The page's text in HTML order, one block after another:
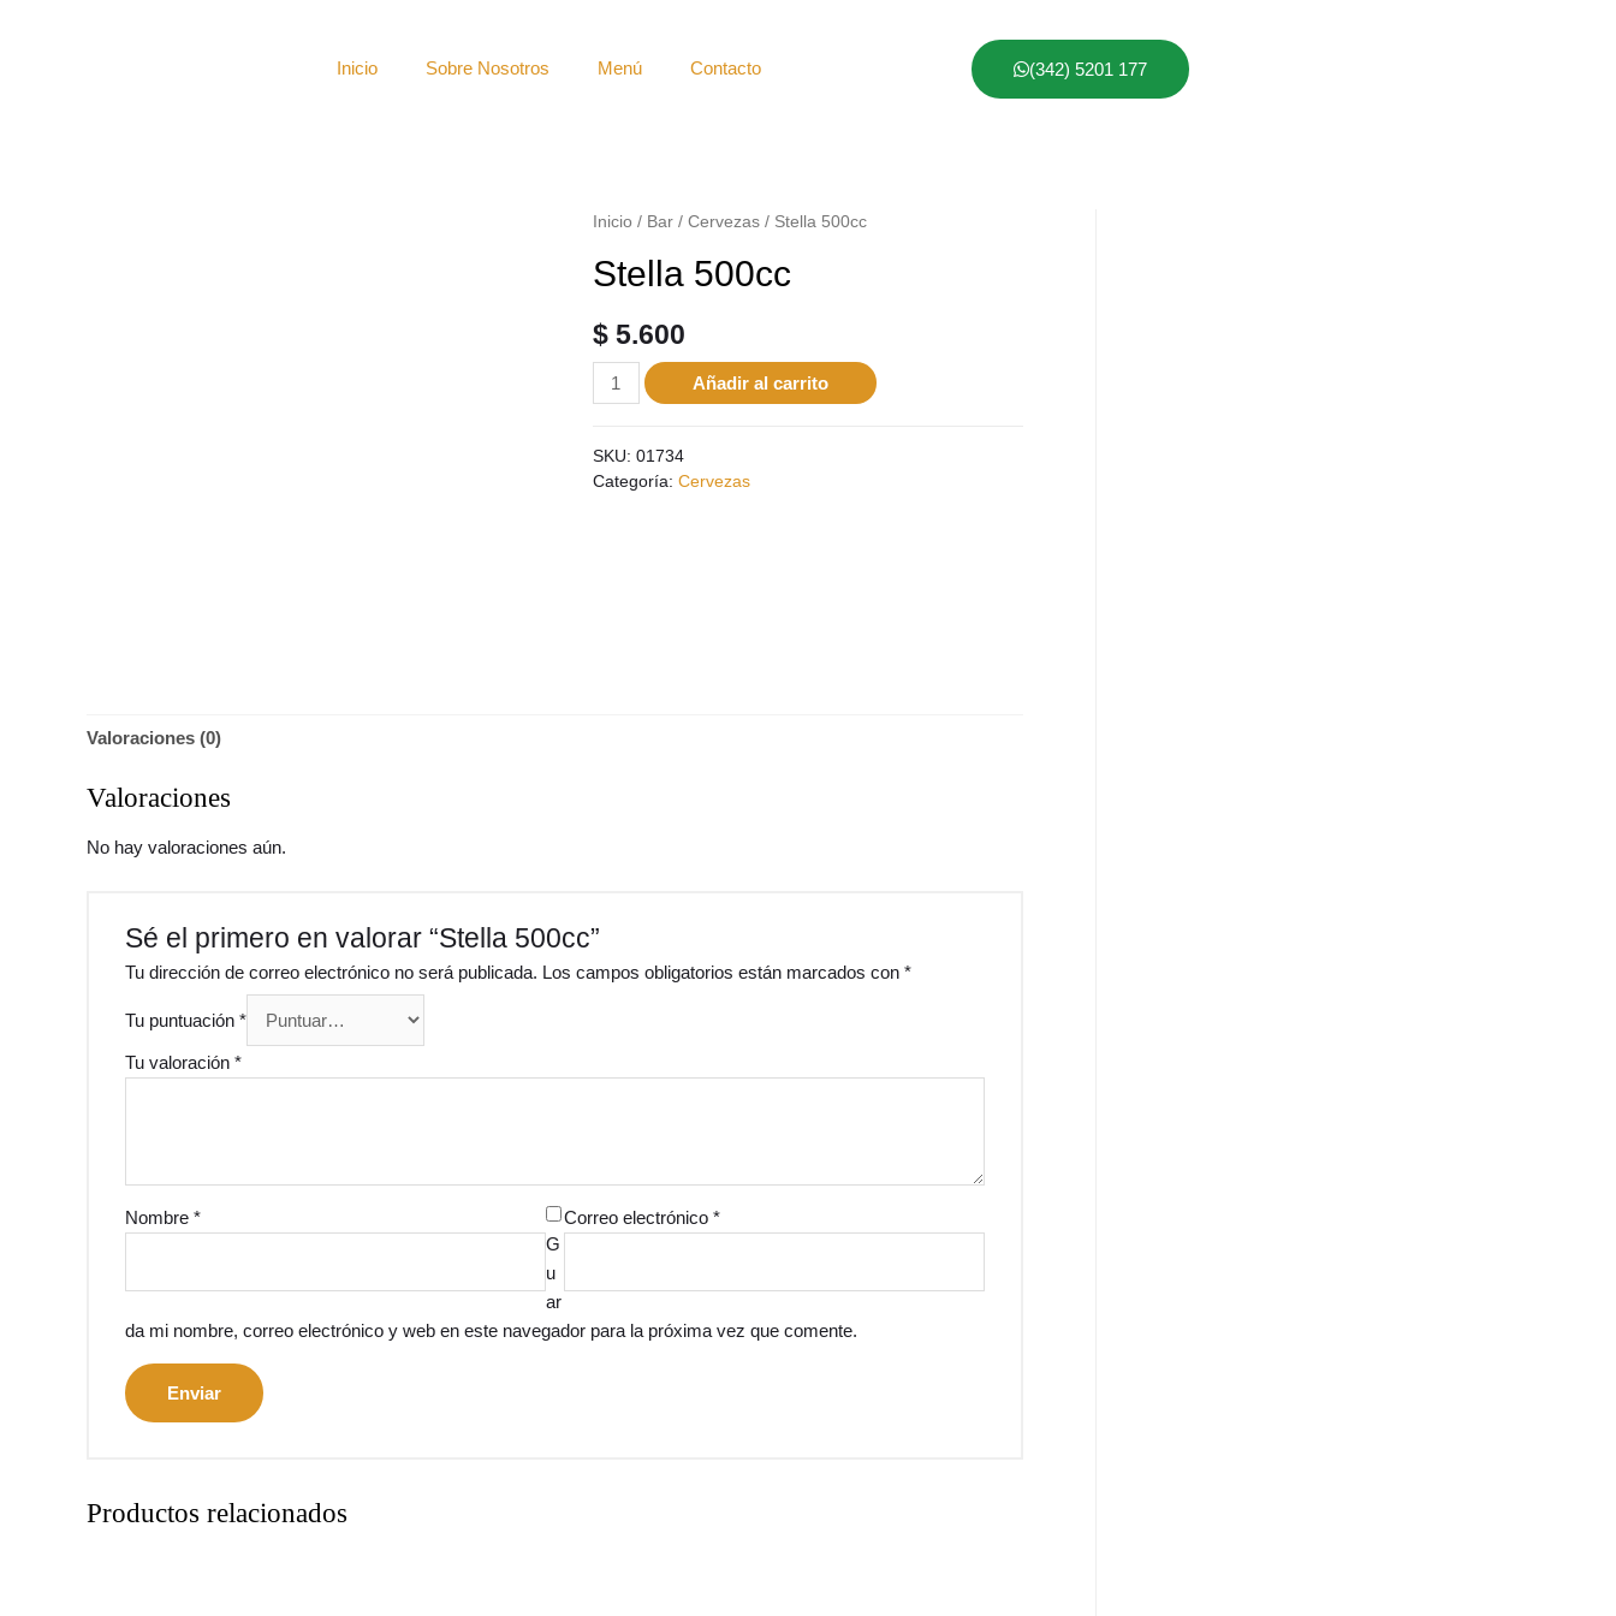
Inicio Sobre Nosotros Menú Contacto (342) 5201 177
Inicio / Bar/ Cervezas/ Stella 500cc
Stella 500cc
$5.600
Añadir al carrito
SKU: 01734
Categoría: Cervezas
Valoraciones (0)
Valoraciones
No hay valoraciones aún.
Sé el primero en valorar “Stella 500cc”
Tu dirección de correo electrónico no será publicada. Los campos obligatorios están marcados con *
Tu puntuación *
Tu valoración *
Nombre * Correo electrónico *
G
u
ar
da mi nombre, correo electrónico y web en este navegador para la próxima vez que comente.
Productos relacionados